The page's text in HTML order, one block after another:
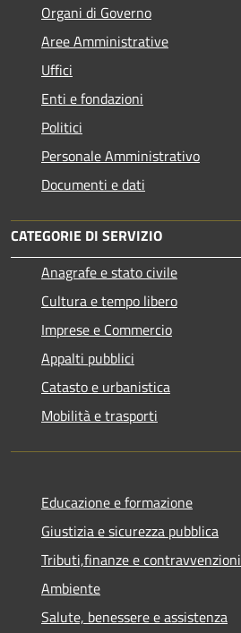
Organi di Governo
Aree Amministrative
Uffici
Enti e fondazioni
Politici
Personale Amministrativo
Documenti e dati
CATEGORIE DI SERVIZIO
Anagrafe e stato civile
Cultura e tempo libero
Imprese e Commercio
Appalti pubblici
Catasto e urbanistica
Mobilità e trasporti
Educazione e formazione
Giustizia e sicurezza pubblica
Tributi,finanze e contravvenzioni
Ambiente
Salute, benessere e assistenza